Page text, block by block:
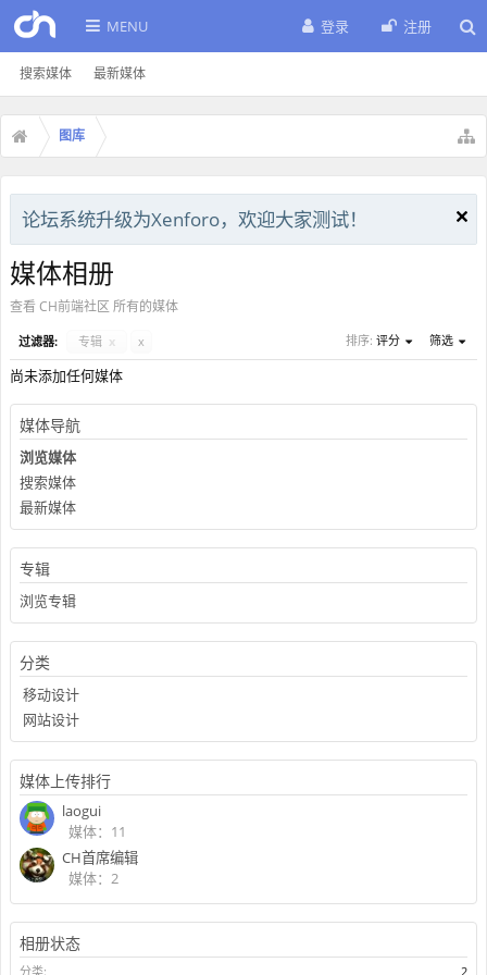
MENU
搜索媒体 最新媒体
登录 注册
图库
论坛系统升级为Xenforo，欢迎大家测试！
媒体相册
查看 CH前端社区 所有的媒体
过滤器: 专辑 x x 排序: 评分 筛选
尚未添加任何媒体
媒体导航
浏览媒体
搜索媒体
最新媒体
专辑
浏览专辑
分类
移动设计
网站设计
媒体上传排行
laogui
媒体：11
CH首席编辑
媒体：2
相册状态
分类: 2